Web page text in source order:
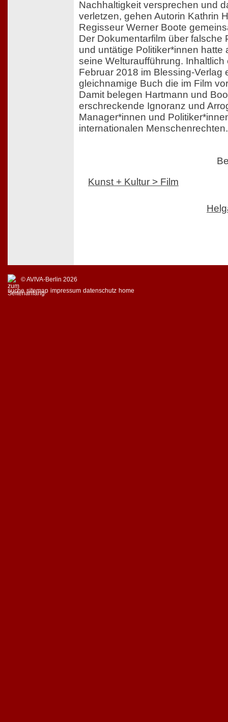
Nachhaltigkeit versprechen und
verletzen, gehen Autorin Kathrin
Regisseur Werner Boote
Der Dokumentarfilm über falsche
und untätige Politiker*innen hatte
seine Welturaufführung. Inhaltlich
Februar 2018 im Blessing-Verlag
gleichnamige Buch die im Film
Damit belegen Hartmann und
erschreckende Ignoranz und
Manager*innen und
internationalen
Kunst + Kultur > Film
© AVIVA-Berlin 2026
suche sitemap impressum datenschutz home